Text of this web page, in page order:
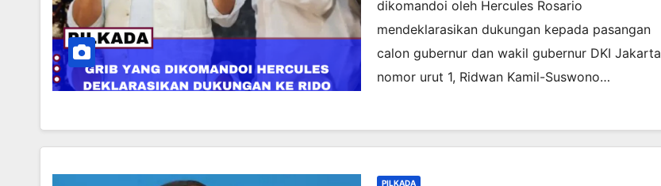
dikomandoi oleh Hercules Rosario
mendeklarasikan dukungan kepada pasangan
calon gubernur dan wakil gubernur DKI Jakarta
nomor urut 1, Ridwan Kamil-Suswono…
PILKADA